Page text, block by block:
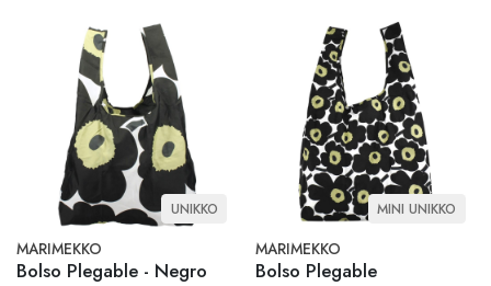
UNIKKO
MARIMEKKO
Bolso Plegable - Negro
MINI UNIKKO
MARIMEKKO
Bolso Plegable